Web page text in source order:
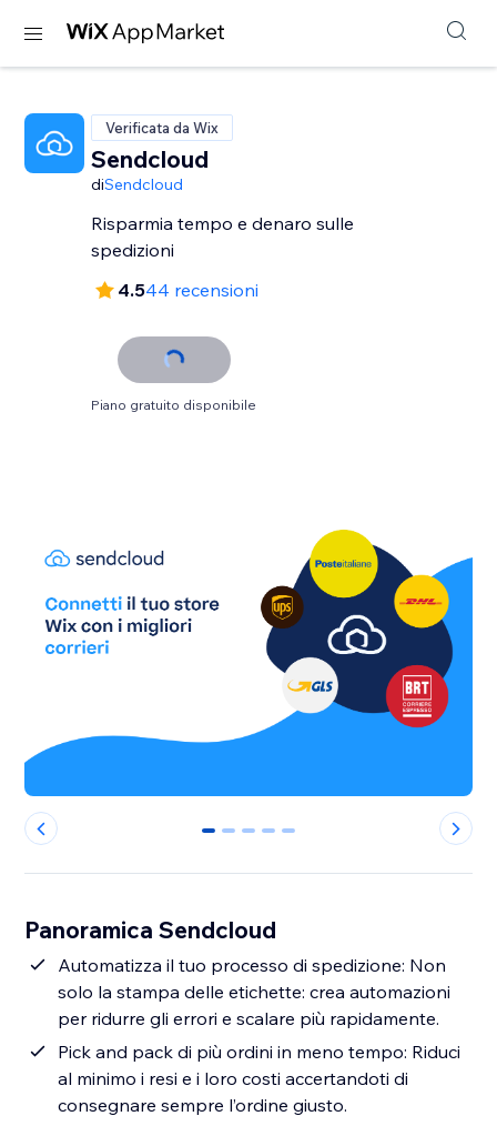
Verificata da Wix
Sendcloud
diSendcloud
Risparmia tempo e denaro sulle
spedizioni
4.544 recensioni
Piano gratuito disponibile
0 1 2 3 4
Panoramica Sendcloud
Automatizza il tuo processo di spedizione: Non
solo la stampa delle etichette: crea automazioni
per ridurre gli errori e scalare più rapidamente.
Pick and pack di più ordini in meno tempo: Riduci
al minimo i resi e i loro costi accertandoti di
consegnare sempre l’ordine giusto.